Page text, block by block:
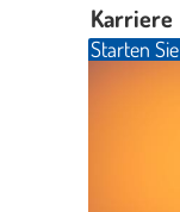
Karriere
Starten